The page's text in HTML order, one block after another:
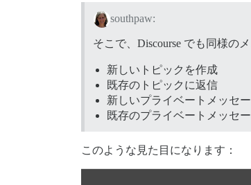
southpaw:
そこで、Discourse でも同様の
新しいトピックを作成
既存のトピックに返信
新しいプライベートメッセ
既存のプライベートメッセ
このような見た目になります：